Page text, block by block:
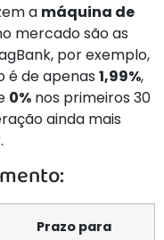
a máquina de
mercado são as
por exemplo,
é de apenas 1,99%,
0% nos primeiros 30
ainda mais
Prazo para